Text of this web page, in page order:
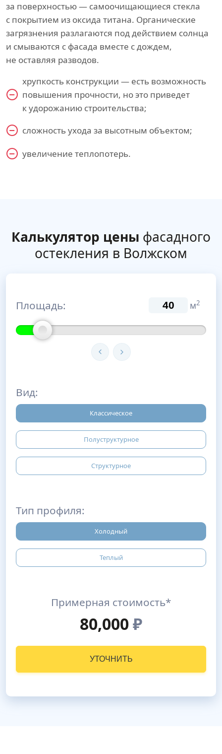
за поверхностью — самоочищающиеся стекла
с покрытием из оксида титана. Органические
загрязнения разлагаются под действием солнца
и смываются с фасада вместе с дождем,
не оставляя разводов.
хрупкость конструкции — есть возможность
повышения прочности, но это приведет
к удорожанию строительства;
сложность ухода за высотным объектом;
увеличение теплопотерь.
Калькулятор цены фасадного
остекления в Волжском
Площадь: м2
Вид:
Классическое
Полуструктурное
Структурное
Тип профиля:
Холодный
Теплый
Примерная стоимость*
80,000₽
УТОЧНИТЬ